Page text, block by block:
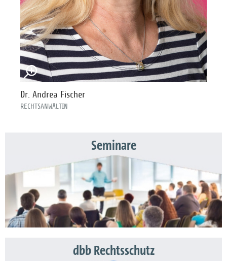
Dr. Andrea Fischer
RECHTSANWÄLTIN
Seminare
dbb Rechtsschutz